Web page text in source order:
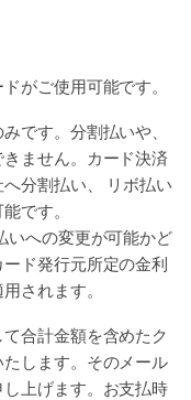
がご使用可能です。
です。分割払いや、
ません。カード決済
分割払い、 リボ払い
です。
いへの変更が可能かど
ド発行元所定の金利
されます。
合計金額を含めたク
します。そのメール
上げます。お支払時